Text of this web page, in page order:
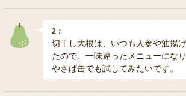
2：
切干し大根は、いつも人参や油揚
たので、一味違ったメニューにな
やさば缶でも試してみたいです。